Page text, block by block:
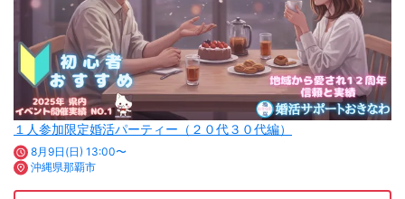
１人参加限定婚活パーティー（２０代３０代編）
8月9日(日) 13:00〜
沖縄県那覇市